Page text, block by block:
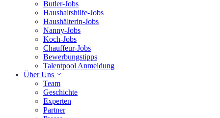
Butler-Jobs
Haushaltshilfe-Jobs
Haushälterin-Jobs
Nanny-Jobs
Koch-Jobs
Chauffeur-Jobs
Bewerbungstipps
Talentpool Anmeldung
Über Uns
Team
Geschichte
Experten
Partner